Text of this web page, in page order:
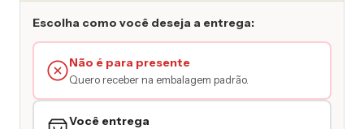
Escolha como você deseja a entrega:
Não é para presente
Quero receber na embalagem padrão.
Você entrega